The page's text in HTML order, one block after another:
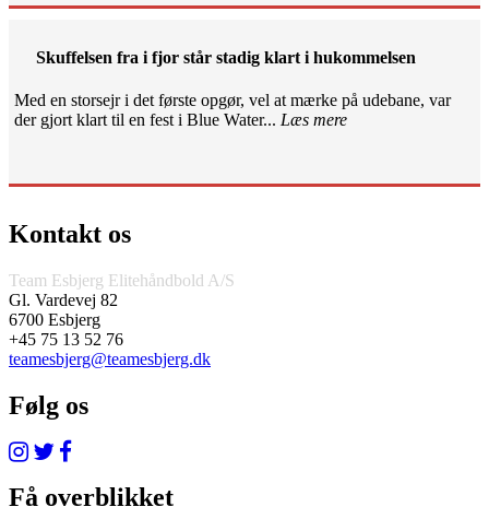
Skuffelsen fra i fjor står stadig klart i hukommelsen
Med en storsejr i det første opgør, vel at mærke på udebane, var
der gjort klart til en fest i Blue Water... Læs mere
Kontakt os
Team Esbjerg Elitehåndbold A/S
Gl. Vardevej 82
6700 Esbjerg
+45 75 13 52 76
teamesbjerg@teamesbjerg.dk
Følg os
Få overblikket